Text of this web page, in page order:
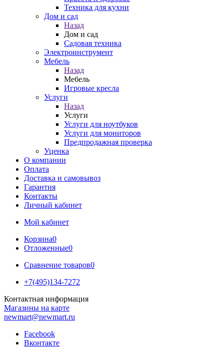
Техника для кухни
Дом и сад
Назад
Дом и сад
Садовая техника
Электроинструмент
Мебель
Назад
Мебель
Игровые кресла
Услуги
Назад
Услуги
Услуги для ноутбуков
Услуги для мониторов
Предпродажная проверка
Уценка
О компании
Оплата
Доставка и самовывоз
Гарантия
Контакты
Личный кабинет
Мой кабинет
Корзина0
Отложенные0
Сравнение товаров0
+7(495)134-7272
Контактная информация
Магазины на карте
newmart@newmart.ru
Facebook
Вконтакте